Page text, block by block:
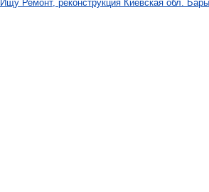
Ищу Ремонт, реконструкция Киевская обл.